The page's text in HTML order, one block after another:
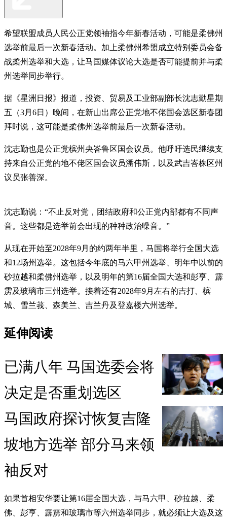
希望联盟成员人民公正党领袖指今年新春活动，可能是柔佛州
选举前最后一次新春活动。加上柔佛州希盟成立特别委员会备
战柔州选举和大选，让马国媒体议论大选是否可能提前并与柔
州选举同步举行。
据《星洲日报》报道，投资、贸易及工业部副部长沈志勤星期
五（3月6日）晚间，在新山出席公正党地不佬国会选区新春团
拜时说，这可能是柔佛州选举前最后一次新春活动。
沈志勤也是公正党槟州央峇鲁区国会议员。他呼吁选民继续支
持来自公正党的地不佬区国会议员潘伟斯，以及武吉峇株区州
议员张善深。
沈志勤说：“不止反对党，团结政府和公正党内部都有不同声
音。这些都是选举前会出现的种种政治噪音。”
从现在开始至2028年9月的约两年半里，马国将举行全国大选
和12场州选举。这包括今年底的马六甲州选举、明年中以前的
砂拉越和柔佛州选举，以及明年的第16届全国大选和彭亨、霹
雳及玻璃市三州选举。接着还有2028年9月左右的吉打、槟
城、雪兰莪、森美兰、吉兰丹及登嘉楼六州选举。
延伸阅读
已满八年 马国选委会将
决定是否重划选区
马国政府探讨恢复吉隆
坡地方选举 部分马来领
袖反对
如果首相安华要让第16届全国大选，与马六甲、砂拉越、柔
佛、彭亨、霹雳和玻璃市等六州选举同步，就必须让大选及这